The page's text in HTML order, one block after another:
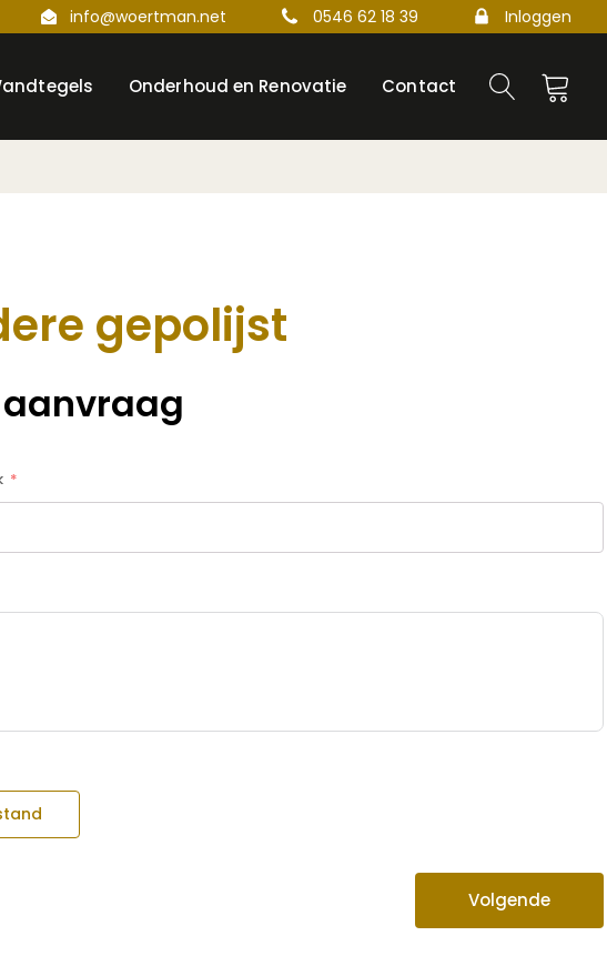
info@woertman.net 0546 62 18 39 Inloggen
Onderhoud en Renovatie Contact
gepolijst
Volgende